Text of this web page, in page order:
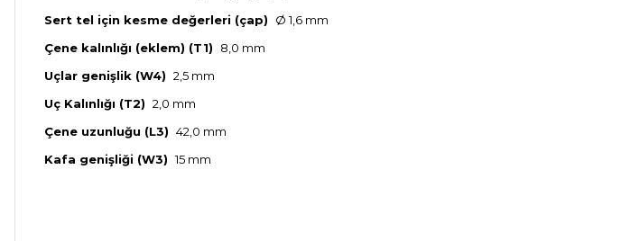
Sert tel için kesme değerleri (çap)
Ø 1,6 mm
Çene kalınlığı (eklem) (T1)
8,0 mm
Uçlar genişlik (W4) 2,5 mm
Uç Kalınlığı (T2) 2,0 mm
Çene uzunluğu (L3) 42,0 mm
Kafa genişliği (W3) 15 mm